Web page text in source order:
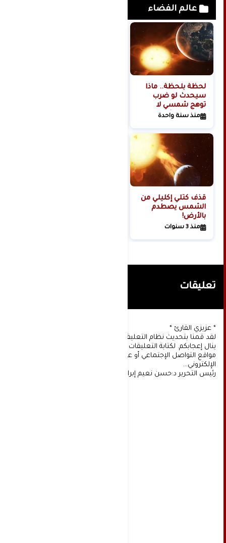
عالم الفضاء
لحظة بلحظة.. ماذا
سيحدث لو ضرب
توهج شمسي لا
تتحمله البشرية
منذ سنة واحدة
قذف كتلي إكليلي من
الشمس يصطدم
بالأرض!
منذ 3 سنوات
تعليقات
* عزيزي القارئ *
لقد قمنا بتحديث نظام التعليقات على موقعنا، ونأمل أن
ينال إعجابكم. لكتابة التعليقات يجب أولا التسجيل عن طريق
مواقع التواصل الإجتماعي أو عن طريق خدمة البريد
الإلكتروني...
رئيس التحرير د:حسن نعيم إبراهيم.